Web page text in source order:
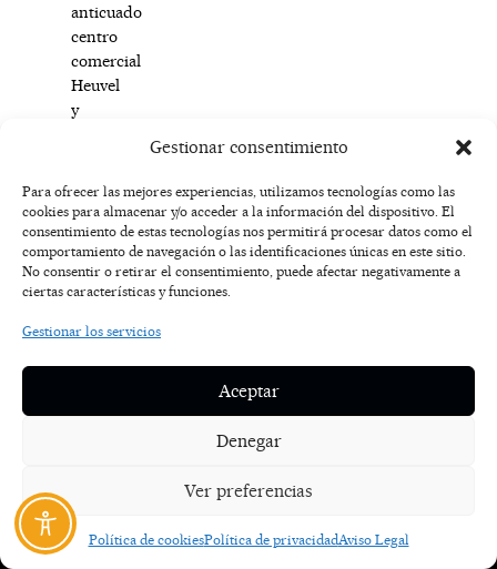
Gestionar consentimiento
Para ofrecer las mejores experiencias, utilizamos tecnologías como las
cookies para almacenar y/o acceder a la información del dispositivo. El
consentimiento de estas tecnologías nos permitirá procesar datos como el
comportamiento de navegación o las identificaciones únicas en este sitio.
No consentir o retirar el consentimiento, puede afectar negativamente a
ciertas características y funciones.
Gestionar los servicios
Aceptar
Denegar
Ver preferencias
Política de cookiesPolítica de privacidadAviso Legal
anticuado
centro
comercial
Heuvel
y
Muziekgebouw.
F
a
c
e
f
I
n
s
t
X
-
t
w
Y
o
u
t
T
i
k
t
LEGAL
POLÍTICA DE
CONTACTO